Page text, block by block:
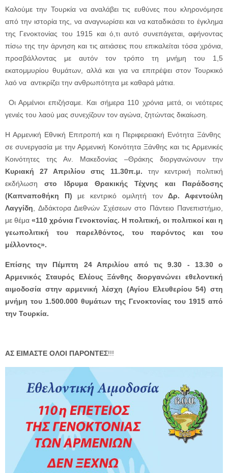
Καλούμε την Τουρκία να αναλάβει τις ευθύνες που κληρονόμησε
από την ιστορία της, να αναγνωρίσει και να καταδικάσει το έγκλημα
της Γενοκτονίας του 1915 και ό,τι αυτό συνεπάγεται, αφήνοντας
πίσω της την άρνηση και τις αιτιάσεις που επικαλείται τόσα χρόνια,
προσβάλλοντας με αυτόν τον τρόπο τη μνήμη του 1,5
εκατομμυρίου θυμάτων, αλλά και για να επιτρέψει στον Τουρκικό
λαό να αντικρίζει την ανθρωπότητα με καθαρά μάτια.
Οι Αρμένιοι επιζήσαμε. Και σήμερα 110 χρόνια μετά, οι νεότερες
γενιές του λαού μας συνεχίζουν τον αγώνα, ζητώντας δικαίωση.
Η Αρμενική Εθνική Επιτροπή και η Περιφερειακή Ενότητα Ξάνθης
σε συνεργασία με την Αρμενική Κοινότητα Ξάνθης και τις Αρμενικές
Κοινότητες της Αν. Μακεδονίας –Θράκης διοργανώνουν την
Κυριακή 27 Απριλίου στις 11.30π.μ. την κεντρική πολιτική
εκδήλωσηστο Ιδρυμα Θρακικής Τέχνης και Παράδοσης
(Καπναποθήκη Π) με κεντρικό ομιλητή τονΔρ. Αφεντούλη
Λαγγίδη , Διδάκτορα Διεθνών Σχέσεων στο Πάντειο Πανεπιστήμιο,
με θέμα «110 χρόνια Γενοκτονίας. Η πολιτική, οι πολιτικοί και η
γεωπολιτική του παρελθόντος, του παρόντος και του
μέλλοντος».
Επίσης την Πέμπτη 24 Απριλίου από τις 9.30 - 13.30 ο
Αρμενικός Σταυρός Ελέους Ξάνθης διοργανώνει εθελοντική
αιμοδοσία στην αρμενική λέσχη (Αγίου Ελευθερίου 54) στη
μνήμη του 1.500.000 θυμάτων της Γενοκτονίας του 1915 από
την Τουρκία.
ΑΣ ΕΙΜΑΣΤΕ ΟΛΟΙ ΠΑΡΟΝΤΕΣ!!!